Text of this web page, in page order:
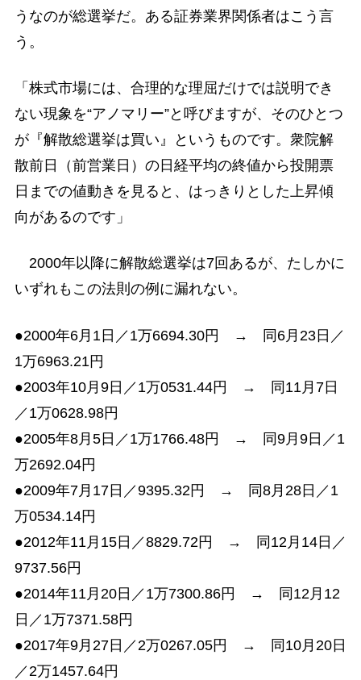
うなのが総選挙だ。ある証券業界関係者はこう言
う。
「株式市場には、合理的な理屈だけでは説明でき
ない現象を“アノマリー”と呼びますが、そのひとつ
が『解散総選挙は買い』というものです。衆院解
散前日（前営業日）の日経平均の終値から投開票
日までの値動きを見ると、はっきりとした上昇傾
向があるのです」
2000年以降に解散総選挙は7回あるが、たしかに
いずれもこの法則の例に漏れない。
●2000年6月1日／1万6694.30円 → 同6月23日／
1万6963.21円
●2003年10月9日／1万0531.44円 → 同11月7日
／1万0628.98円
●2005年8月5日／1万1766.48円 → 同9月9日／1
万2692.04円
●2009年7月17日／9395.32円 → 同8月28日／1
万0534.14円
●2012年11月15日／8829.72円 → 同12月14日／
9737.56円
●2014年11月20日／1万7300.86円 → 同12月12
日／1万7371.58円
●2017年9月27日／2万0267.05円 → 同10月20日
／2万1457.64円